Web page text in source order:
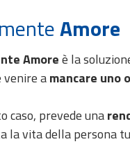
Amore
Amoreè la
venire amancare
caso, prevede una
la vita della persona